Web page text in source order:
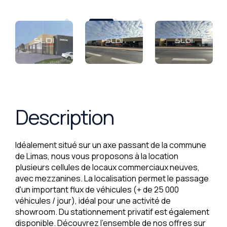
Description
Idéalement situé sur un axe passant de la commune
de Limas, nous vous proposons à la location
plusieurs cellules de locaux commerciaux neuves,
avec mezzanines. La localisation permet le passage
d'un important flux de véhicules (+ de 25 000
véhicules / jour), idéal pour une activité de
showroom. Du stationnement privatif est également
disponible. Découvrez l'ensemble de nos offres sur